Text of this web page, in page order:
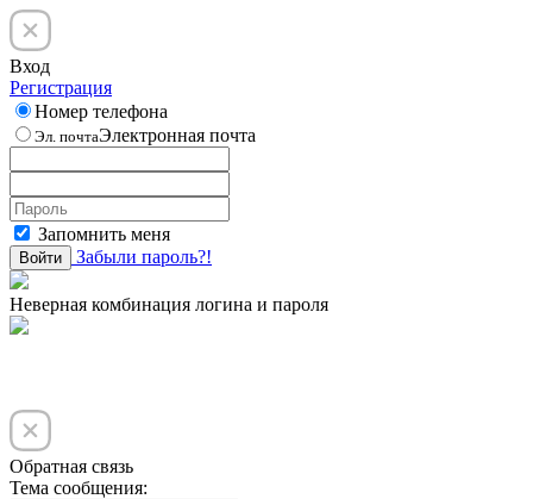
Вход
Регистрация
Номер телефона
Эл. почтаЭлектронная почта
Запомнить меня
Войти Забыли пароль?!
Неверная комбинация логина и пароля
Обратная связь
Тема сообщения: